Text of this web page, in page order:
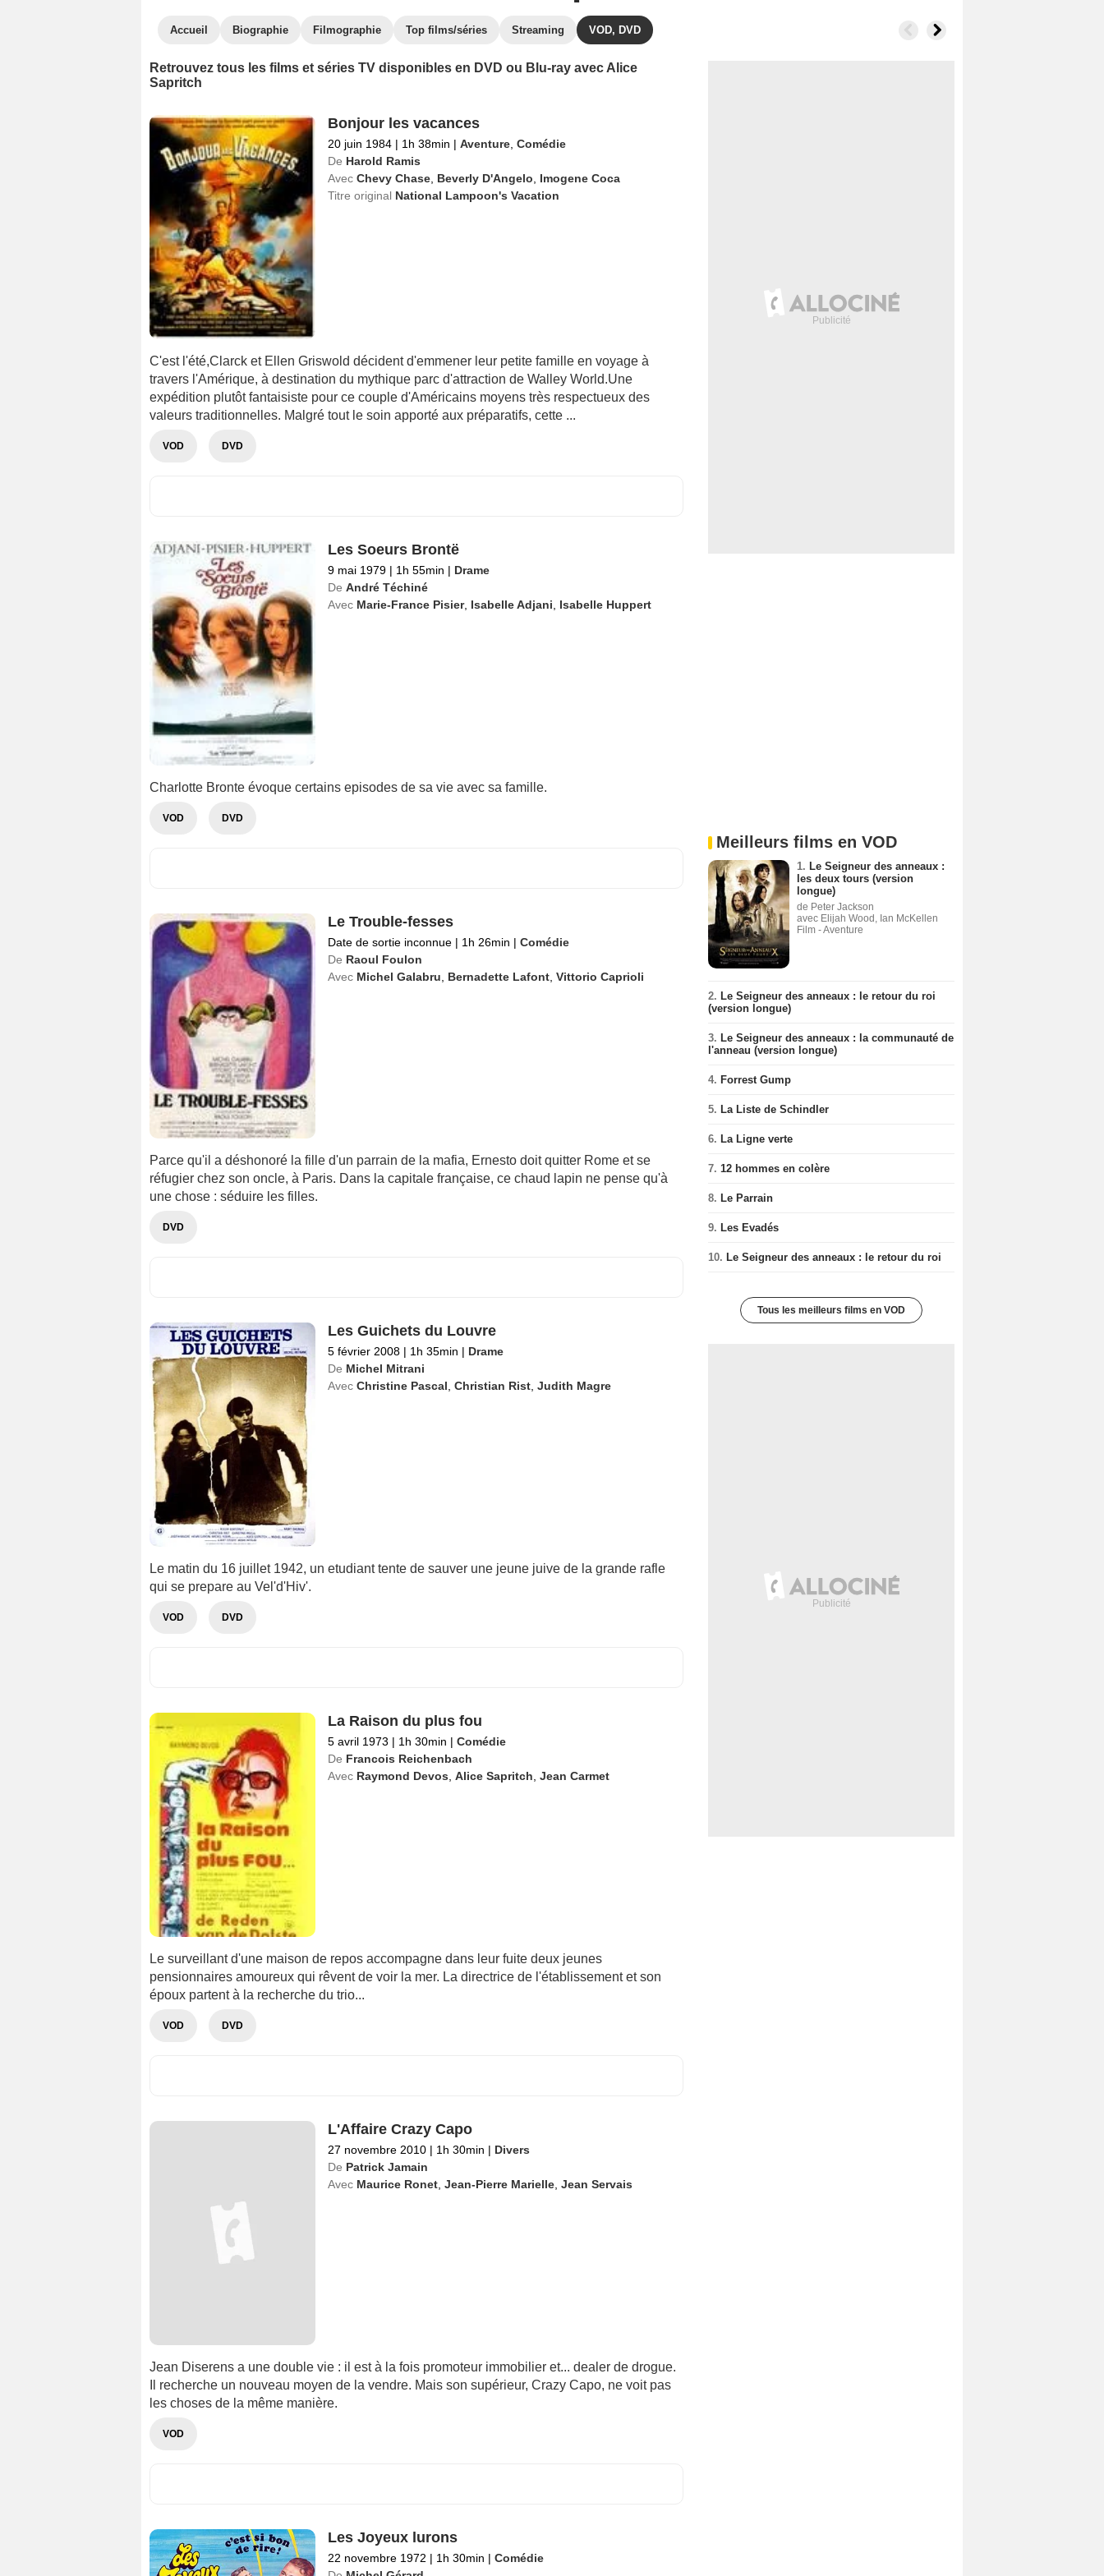
Accueil Biographie Filmographie Top films/séries Streaming VOD, DVD
Retrouvez tous les films et séries TV disponibles en DVD ou Blu-ray avec Alice
Sapritch
Bonjour les vacances
20 juin 1984 | 1h 38min | Aventure, Comédie
De Harold Ramis
Avec Chevy Chase, Beverly D'Angelo
Imogene Coca
Titre original National Lampoon's Vacation
C'est l'été,Clarck et Ellen Griswold décident d'emmener leur petite famille en voyage à
travers l'Amérique, à destination du mythique parc d'attraction de Walley World.Une
expédition plutôt fantaisiste pour ce couple d'Américains moyens très respectueux des
valeurs traditionnelles. Malgré tout le soin apporté aux préparatifs, cette ...
VOD DVD
Les Soeurs Brontë
9 mai 1979 | 1h 55min | Drame
De André Téchiné
Avec Marie-France Pisier, Isabelle Adjani, Isabelle Huppert
Charlotte Bronte évoque certains episodes de sa vie avec sa famille.
VOD DVD
Le Trouble-fesses
Date de sortie inconnue | 1h 26min | Comédie
De Raoul Foulon
Avec Michel Galabru, Bernadette Lafont, Vittorio Caprioli
Parce qu'il a déshonoré la fille d'un parrain de la mafia, Ernesto doit quitter Rome et se
réfugier chez son oncle, à Paris. Dans la capitale française, ce chaud lapin ne pense qu'à
une chose : séduire les filles.
DVD
Les Guichets du Louvre
5 février 2008 | 1h 35min | Drame
De Michel Mitrani
Avec Christine Pascal Christian Rist, Judith Magre
Le matin du 16 juillet 1942, un etudiant tente de sauver une jeune juive de la grande rafle
qui se prepare au Vel'd'Hiv'.
VOD DVD
La Raison du plus fou
5 avril 1973 | 1h 30min | Comédie
De Francois Reichenbach
Avec Raymond Devos Alice Sapritch Jean Carmet
Le surveillant d'une maison de repos accompagne dans leur fuite deux jeunes
pensionnaires amoureux qui rêvent de voir la mer. La directrice de l'établissement et son
époux partent à la recherche du trio...
VOD DVD
L'Affaire Crazy Capo
27 novembre 2010 | 1h 30min | Divers
De Patrick Jamain
Avec Maurice Ronet, Jean-Pierre Marielle, Jean Servais
Jean Diserens a une double vie : il est à la fois promoteur immobilier et... dealer de drogue.
Il recherche un nouveau moyen de la vendre. Mais son supérieur, Crazy Capo, ne voit pas
les choses de la même manière.
VOD
Les Joyeux lurons
22 novembre 1972 | 1h 30min | Comédie
Meilleurs films en VOD
1. Le Seigneur des anneaux :
les deux tours (version
longue)
de Peter Jackson
avec Elijah Wood, Ian McKellen
Film - Aventure
2. Le Seigneur des anneaux : le retour du roi
(version longue)
3. Le Seigneur des anneaux : la communauté de
l'anneau (version longue)
4. Forrest Gump
5. La Liste de Schindler
6. La Ligne verte
7. 12 hommes en colère
8. Le Parrain
9. Les Evadés
10. Le Seigneur des anneaux : le retour du roi
Tous les meilleurs films en VOD